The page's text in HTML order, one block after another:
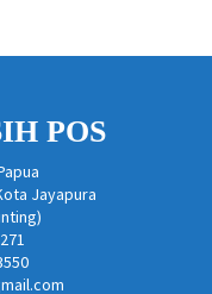
POS
Jayapura